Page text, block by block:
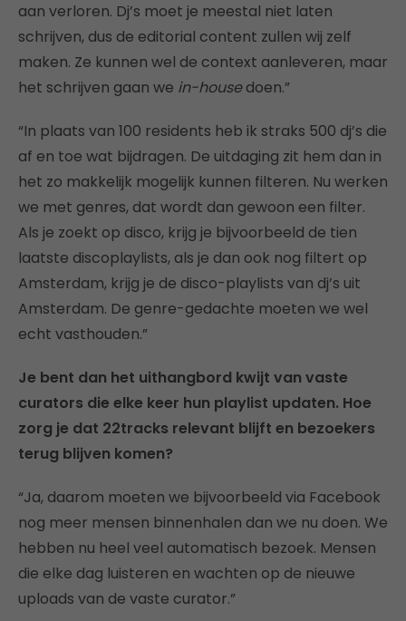
aan verloren. Dj’s moet je meestal niet laten
schrijven, dus de editorial content zullen wij zelf
maken. Ze kunnen wel de context aanleveren, maar
het schrijven gaan we in-housedoen.”
“In plaats van 100 residents heb ik straks 500 dj’s die
af en toe wat bijdragen. De uitdaging zit hem dan in
het zo makkelijk mogelijk kunnen filteren. Nu werken
we met genres, dat wordt dan gewoon een filter.
Als je zoekt op disco, krijg je bijvoorbeeld de tien
laatste discoplaylists, als je dan ook nog filtert op
Amsterdam, krijg je de disco-playlists van dj’s uit
Amsterdam. De genre-gedachte moeten we wel
echt vasthouden.”
Je bent dan het uithangbord kwijt van vaste
curators die elke keer hun playlist updaten. Hoe
zorg je dat 22tracks relevant blijft en bezoekers
terug blijven komen?
“Ja, daarom moeten we bijvoorbeeld via Facebook
nog meer mensen binnenhalen dan we nu doen. We
hebben nu heel veel automatisch bezoek. Mensen
die elke dag luisteren en wachten op de nieuwe
uploads van de vaste curator.”